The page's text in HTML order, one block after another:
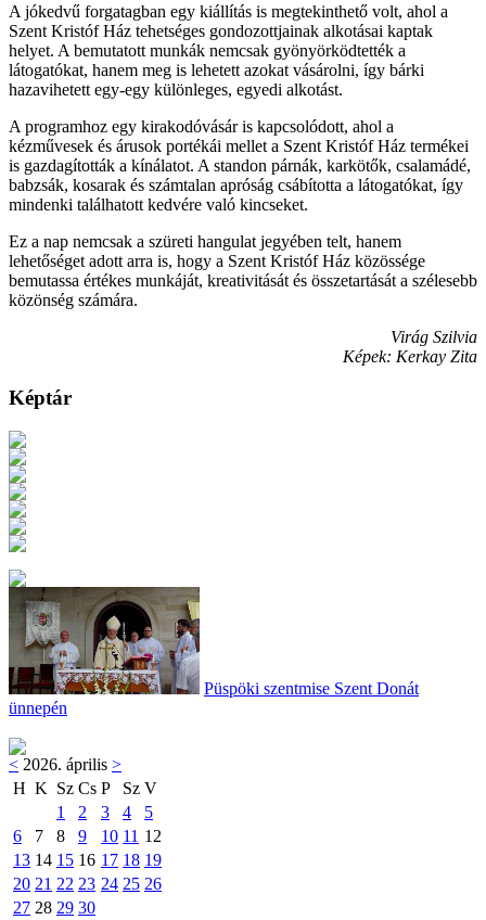
A jókedvű forgatagban egy kiállítás is megtekinthető volt, ahol a
Szent Kristóf Ház tehetséges gondozottjainak alkotásai kaptak
helyet. A bemutatott munkák nemcsak gyönyörködtették a
látogatókat, hanem meg is lehetett azokat vásárolni, így bárki
hazavihetett egy-egy különleges, egyedi alkotást.
A programhoz egy kirakodóvásár is kapcsolódott, ahol a
kézművesek és árusok portékái mellet a Szent Kristóf Ház termékei
is gazdagították a kínálatot. A standon párnák, karkötők, csalamádé,
babzsák, kosarak és számtalan apróság csábította a látogatókat, így
mindenki találhatott kedvére való kincseket.
Ez a nap nemcsak a szüreti hangulat jegyében telt, hanem
lehetőséget adott arra is, hogy a Szent Kristóf Ház közössége
bemutassa értékes munkáját, kreativitását és összetartását a szélesebb
közönség számára.
Virág Szilvia
Képek: Kerkay Zita
Képtár
Püspöki szentmise Szent Donát
ünnepén
< 2026. április >
H K Sz Cs P Sz V
1
2 3 4
5
6
7 8 9 10 11 12
13 14 15 16 17 18 19
20 21 22 23 24 25 26
27 28 29 30